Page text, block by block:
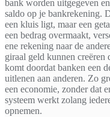
bank worden uitgegeven
saldo op je bankrekening.
een kluis ligt, maar een
een bedrag overmaakt,
ene rekening naar de
giraal geld kunnen creëren
komt doordat banken een
uitlenen aan anderen. Zo
een economie, zonder dat
systeem werkt zolang
opnemen.